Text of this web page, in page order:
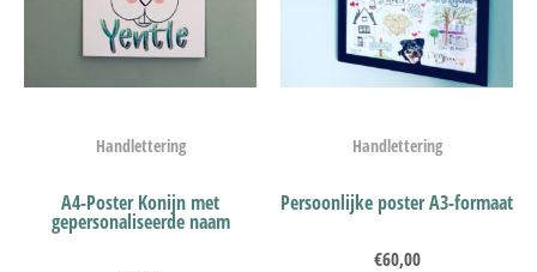
Handlettering
A4-Poster Konijn met
gepersonaliseerde naam
Handlettering
Persoonlijke poster A3-formaat
€60,00